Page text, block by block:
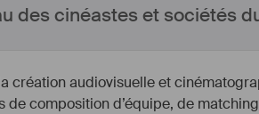
des cinéastes et sociétés
création audiovisuelle et
composition d’équipe, de